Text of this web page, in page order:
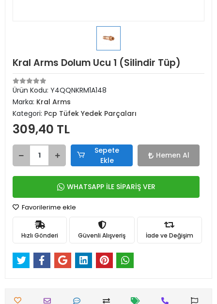
Kral Arms Dolum Ucu 1 (Silindir Tüp)
Ürün Kodu: Y4QQNKRM1A148
Marka: Kral Arms
Kategori: Pcp Tüfek Yedek Parçaları
309,40 TL
Sepete
Ekle
Hemen Al
WHATSAPP İLE SİPARİŞ VER
Favorilerime ekle
Hızlı Gönderi Güvenli Alışveriş İade ve Değişim